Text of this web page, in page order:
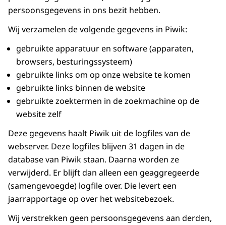
persoonsgegevens in ons bezit hebben.
Wij verzamelen de volgende gegevens in Piwik:
gebruikte apparatuur en software (apparaten,
browsers, besturingssysteem)
gebruikte links om op onze website te komen
gebruikte links binnen de website
gebruikte zoektermen in de zoekmachine op de
website zelf
Deze gegevens haalt Piwik uit de logfiles van de
webserver. Deze logfiles blijven 31 dagen in de
database van Piwik staan. Daarna worden ze
verwijderd. Er blijft dan alleen een geaggregeerde
(samengevoegde) logfile over. Die levert een
jaarrapportage op over het websitebezoek.
Wij verstrekken geen persoonsgegevens aan derden,